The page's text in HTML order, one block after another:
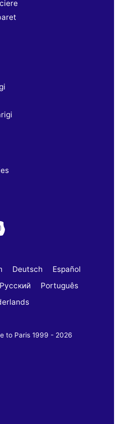
Deutsch
Español
Русский
Português
to Paris 1999 - 2026